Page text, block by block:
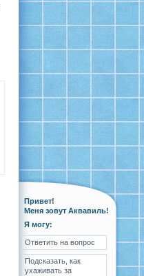
Привет!
Меня зовут Аквавиль!
Я могу:
Ответить на вопрос
Подсказать, как
ухаживать за